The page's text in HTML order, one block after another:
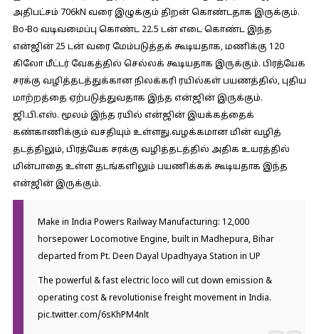
அதிபட்சம் 706kN வரை இழுக்கும் திறன் கொண்டதாக இருக்கும்.
Bo-Bo வடிவமைப்பு கொண்ட 22.5 டன் எடை கொண்ட இந்த
என்ஜின் 25 டன் வரை மேம்படுத்தக் கூடியதாக, மணிக்கு 120
கிலோ மீட்டர் வேகத்தில் செல்லக் கூடியதாக இருக்கும். பிரத்யேக
சரக்கு வழித்தடத்துக்கான நிலக்கரி ரயில்கள் பயணத்தில், புதிய
மாற்றத்தை ஏற்படுத்துவதாக இந்த என்ஜின் இருக்கும்.
ஜி.பி.எஸ். மூலம் இந்த ரயில் என்ஜின் இயக்கத்தைக்
கண்காணிக்கும் வசதியும் உள்ளது.வழக்கமான மின் வழித்
தடத்திலும், பிரத்யேக சரக்கு வழித்தடத்தில் அதிக உயரத்தில்
மின்பாதை உள்ள தடங்களிலும் பயணிக்கக் கூடியதாக இந்த
என்ஜின் இருக்கும்.
Make in India Powers Railway Manufacturing: 12,000
horsepower Locomotive Engine, built in Madhepura, Bihar
departed from Pt. Deen Dayal Upadhyaya Station in UP
The powerful & fast electric loco will cut down emission &
operating cost & revolutionise freight movement in India.
pic.twitter.com/6sKhPM4nlt